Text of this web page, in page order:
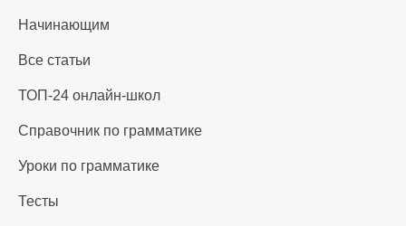
Начинающим
Все статьи
ТОП-24 онлайн-школ
Справочник по грамматике
Уроки по грамматике
Тесты